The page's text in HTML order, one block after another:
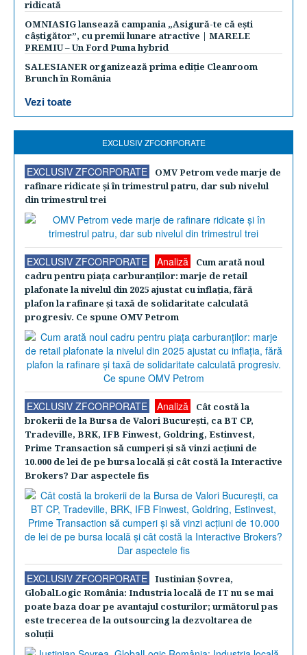
ridicată
OMNIASIG lansează campania „Asigură-te că ești
câștigător”, cu premii lunare atractive | MARELE
PREMIU – Un Ford Puma hybrid
SALESIANER organizează prima ediție Cleanroom
Brunch în România
Vezi toate
EXCLUSIV ZFCORPORATE
EXCLUSIV ZFCORPORATE
OMV Petrom vede marje de
rafinare ridicate şi în trimestrul patru, dar sub nivelul
din trimestrul trei
EXCLUSIV ZFCORPORATE Analiză
Cum arată noul
cadru pentru piaţa carburanţilor: marje de retail
plafonate la nivelul din 2025 ajustat cu inflaţia, fără
plafon la rafinare şi taxă de solidaritate calculată
progresiv. Ce spune OMV Petrom
EXCLUSIV ZFCORPORATE Analiză
Cât costă la
brokerii de la Bursa de Valori Bucureşti, ca BT CP,
Tradeville, BRK, IFB Finwest, Goldring, Estinvest,
Prime Transaction să cumperi şi să vinzi acţiuni de
10.000 de lei de pe bursa locală şi cât costă la Interactive
Brokers? Dar aspectele fis
EXCLUSIV ZFCORPORATE
Iustinian Şovrea,
GlobalLogic România: Industria locală de IT nu se mai
poate baza doar pe avantajul costurilor; următorul pas
este trecerea de la outsourcing la dezvoltarea de
soluţii